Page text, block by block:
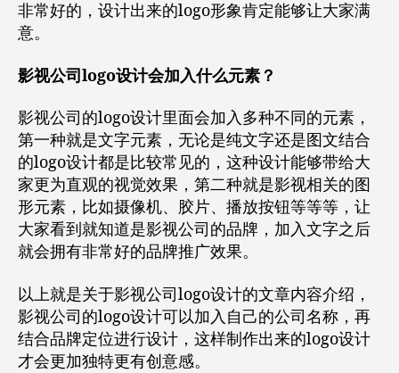
非常好的，设计出来的logo形象肯定能够让大家满
意。
影视公司logo设计会加入什么元素？
影视公司的logo设计里面会加入多种不同的元素，
第一种就是文字元素，无论是纯文字还是图文结合
的logo设计都是比较常见的，这种设计能够带给大
家更为直观的视觉效果，第二种就是影视相关的图
形元素，比如摄像机、胶片、播放按钮等等等，让
大家看到就知道是影视公司的品牌，加入文字之后
就会拥有非常好的品牌推广效果。
以上就是关于影视公司logo设计的文章内容介绍，
影视公司的logo设计可以加入自己的公司名称，再
结合品牌定位进行设计，这样制作出来的logo设计
才会更加独特更有创意感。